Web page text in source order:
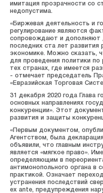
имитация прозрачности со
недопустима.
«Биржевая деятельность и
регулирование являются
сопровождают и дополняют
последних ста лет
экономике. Можно сказать,
для проведения политики
тех странах, где имеется
- отмечает председатель
«Евразийская Торговая
31 декабря 2020 года Глава
основных направлениях
конкуренции». Этот
развития и защиты
«Первым документом,
Агентством, была
объявили, что главным
является «мягкое право».
определяющим в
антимонопольного органа в
практикой. Означает
устранения последствий
ex ante, предупреждения